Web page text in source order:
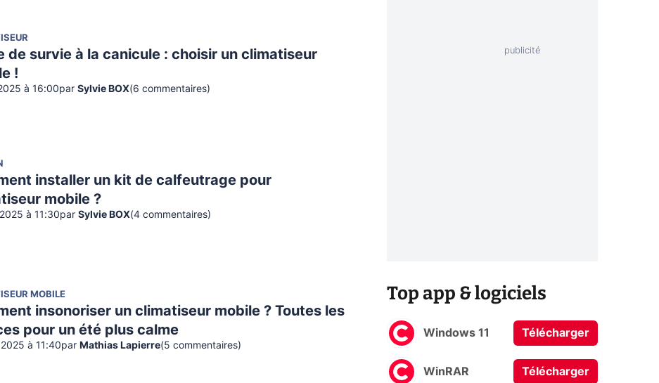
de survie à la canicule : choisir un climatiseur
!
à 16:00par Sylvie BOX(6 commentaires)
installer un kit de calfeutrage pour
mobile ?
à 11:30par Sylvie BOX(4 commentaires)
MOBILE
insonoriser un climatiseur mobile ? Toutes les
pour un été plus calme
à 11:40par Mathias Lapierre(5 commentaires)
Top app & logiciels
Windows 11 Télécharger
WinRAR Télécharger